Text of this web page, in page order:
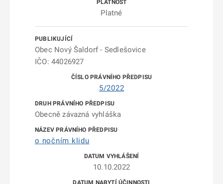
Platné
Obec Nový Šaldorf - Sedlešovice
IČO: 44026927
5/2022
Obecně závazná vyhláška
o nočním klidu
10.10.2022